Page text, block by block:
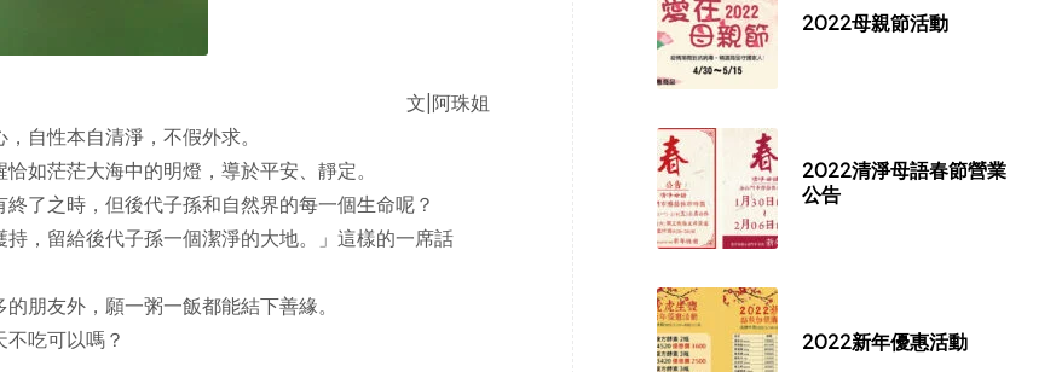
文|阿珠姐
自性本自清淨，不假外求。
如茫茫大海中的明燈，導於平安、靜定。
了之時，但後代子孫和自然界的每一個生命呢？
，留給後代子孫一個潔淨的大地。」這樣的一席話
朋友外，願一粥一飯都能結下善緣。
吃可以嗎？
2022母親節活動
2022清淨母語春節營業
公告
2022新年優惠活動